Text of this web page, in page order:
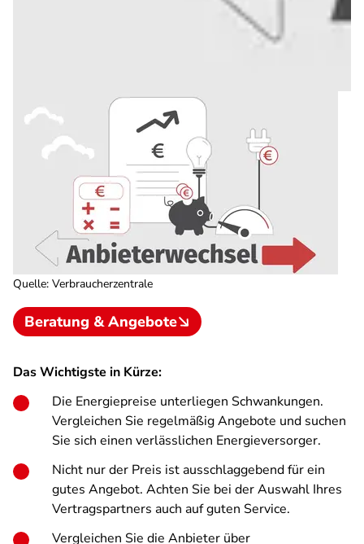
Quelle: Verbraucherzentrale
Beratung & Angebote
Das Wichtigste in Kürze:
Die Energiepreise unterliegen Schwankungen.
Vergleichen Sie regelmäßig Angebote und suchen
Sie sich einen verlässlichen Energieversorger.
Nicht nur der Preis ist ausschlaggebend für ein
gutes Angebot. Achten Sie bei der Auswahl Ihres
Vertragspartners auch auf guten Service.
Vergleichen Sie die Anbieter über